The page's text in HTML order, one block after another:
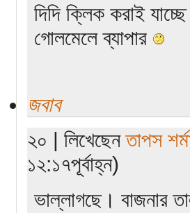
দিদি ক্লিক করাই
গোলমেলে ব্যাপার
জবাব
২০ | লিখেছেনতাপস
১২:১৭পূর্বাহ্ন)
ভাল্লাগছে। বাজনার